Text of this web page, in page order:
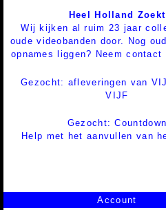
Heel Holland Zoekt
Wij kijken al ruim 23 jaar
oude videobanden door. Nog
opnames liggen? Neem contact
Gezocht: afleveringen van
VIJF
Gezocht: Countdown
Help met het aanvullen van
Account